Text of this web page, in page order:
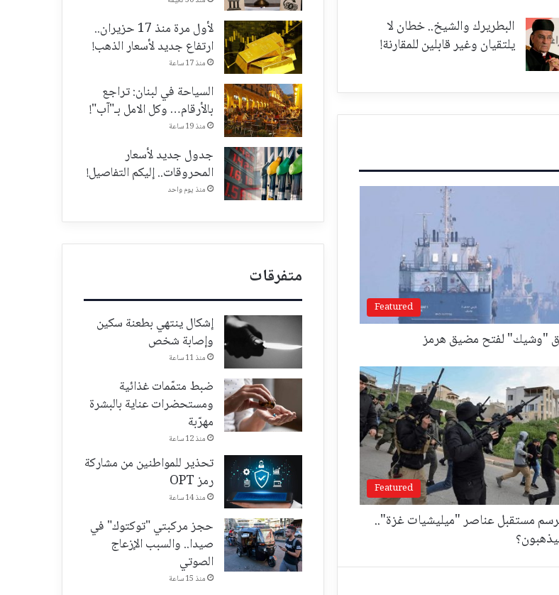
البطريرك والشيخ.. خطان لا
يلتقيان وغير قابلين للمقارنة!
Featured
"وشيك" لفتح مضيق هرمز
Featured
مستقبل عناصر "ميليشيات غزة"..
لأول مرة منذ 17 حزيران..
ارتفاع جديد لأسعار الذهب!
منذ 17 ساعة
السياحة في لبنان: تراجع
بالأرقام… وكل الامل بـ"آب"!
منذ 19 ساعة
جدول جديد لأسعار
المحروقات.. إليكم التفاصيل!
منذ يوم واحد
متفرقات
إشكال ينتهي بطعنة سكين
وإصابة شخص
منذ 11 ساعة
ضبط متمّمات غذائية
ومستحضرات عناية بالبشرة
مهرّبة
منذ 12 ساعة
تحذير للمواطنين من مشاركة
رمز OPT
منذ 14 ساعة
حجز مركبتي "توكتوك" في
صيدا.. والسبب الإزعاج
الصوتي
منذ 15 ساعة